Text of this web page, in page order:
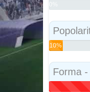
0%
10%
Forma